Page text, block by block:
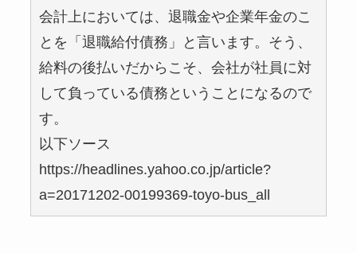
会計上においては、退職金や企業年金のこ
とを「退職給付債務」と言います。そう、
給料の後払いだからこそ、会社が社員に対
して負っている債務ということになるので
す。
以下ソース
https://headlines.yahoo.co.jp/article?
a=20171202-00199369-toyo-bus_all